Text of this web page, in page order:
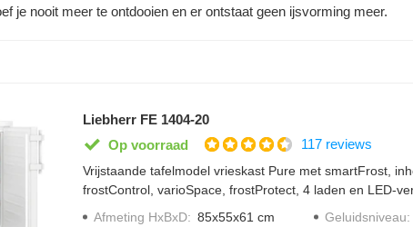
je nooit meer te ontdooien en er ontstaat geen ijsvorming meer.
Liebherr FE 1404-20
Op voorraad
117 reviews
Vrijstaande tafelmodel vrieskast Pure met smartFrost,
frostControl, varioSpace, frostProtect, 4 laden en LED-
Afmeting HxBxD: 85x55x61 cm
Geluidsniveau: